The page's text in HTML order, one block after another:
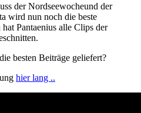
der Nordseewocheund der
wird nun noch die beste
Pantaenius alle Clips der
besten Beiträge geliefert?
hier lang ..